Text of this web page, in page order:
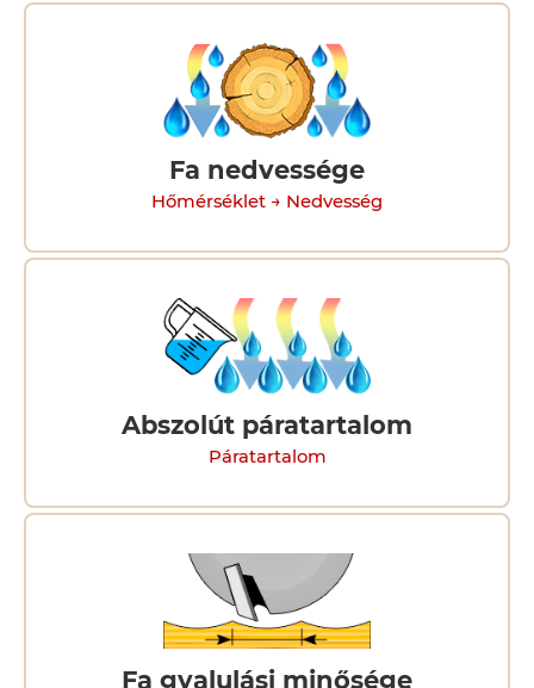
Fa nedvessége
Hőmérséklet → Nedvesség
Abszolút páratartalom
Páratartalom
Fa gyalulási minősége